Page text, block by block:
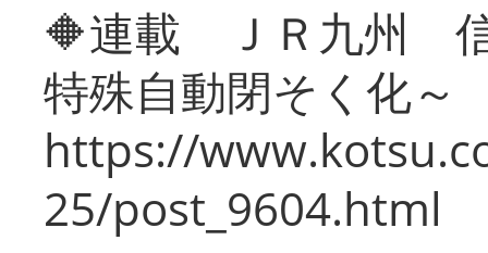
🔶連載 ＪＲ九州 信
特殊自動閉そく化～
https://
25/post_9604.html